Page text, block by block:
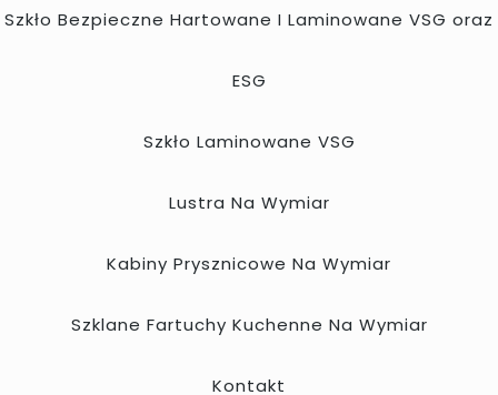
Szkło Bezpieczne Hartowane I Laminowane VSG oraz
ESG
Szkło Laminowane VSG
Lustra Na Wymiar
Kabiny Prysznicowe Na Wymiar
Szklane Fartuchy Kuchenne Na Wymiar
Kontakt